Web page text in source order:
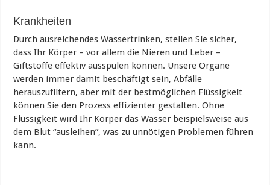
Krankheiten
Durch ausreichendes Wassertrinken, stellen Sie sicher,
dass Ihr Körper – vor allem die Nieren und Leber –
Giftstoffe effektiv ausspülen können. Unsere Organe
werden immer damit beschäftigt sein, Abfälle
herauszufiltern, aber mit der bestmöglichen Flüssigkeit
können Sie den Prozess effizienter gestalten. Ohne
Flüssigkeit wird Ihr Körper das Wasser beispielsweise aus
dem Blut “ausleihen”, was zu unnötigen Problemen führen
kann.